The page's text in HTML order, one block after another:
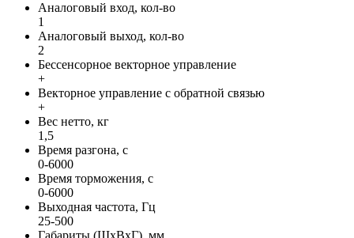
Аналоговый вход, кол-во
1
Аналоговый выход, кол-во
2
Бессенсорное векторное управление
+
Векторное управление с обратной связью
+
Вес нетто, кг
1,5
Время разгона, с
0-6000
Время торможения, с
0-6000
Выходная частота, Гц
25-500